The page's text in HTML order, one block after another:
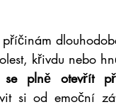
křivdu nebo
se plně otevřít
si od emoční